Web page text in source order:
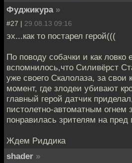
Фуджикура »
#27 | 29.08.13 09:16
эх...как то постарел герой(((
По поводу собачки и как ловко
вспомнилось,что Силивёрст
уже своего Скалолаза, за свои
момент, где злодеи убивают
главный герой датчик
пистолетно-автоматным огнем
понравилась зрителям на пред
Ждем Риддика
shader »